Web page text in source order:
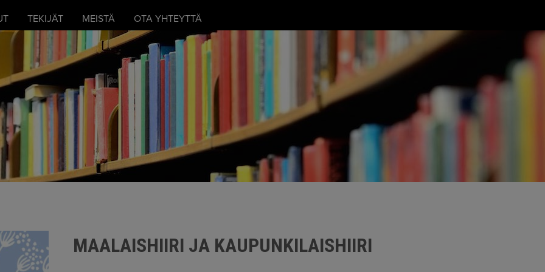
TEKIJÄT MEISTÄ OTA YHTEYTTÄ
MAALAISHIIRI JA KAUPUNKILAISHIIRI